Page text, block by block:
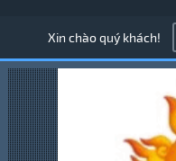
Xin chào quý khách!